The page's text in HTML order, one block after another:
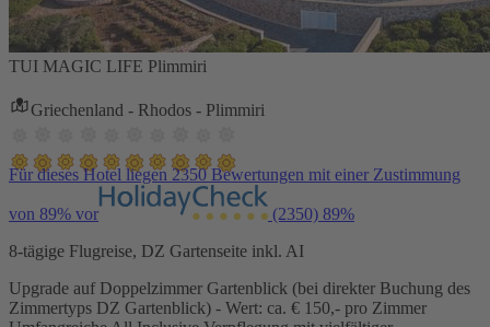
TUI MAGIC LIFE Plimmiri
Griechenland - Rhodos - Plimmiri
Für dieses Hotel liegen 2350 Bewertungen mit einer Zustimmung
von 89% vor (2350) 89%
8-tägige Flugreise, DZ Gartenseite inkl. AI
Upgrade auf Doppelzimmer Gartenblick (bei direkter Buchung des
Zimmertyps DZ Gartenblick) - Wert: ca. € 150,- pro Zimmer